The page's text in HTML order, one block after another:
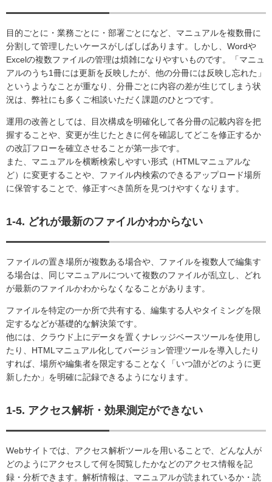
目的ごとに・業務ごとに・部署ごとになど、マニュアルを複数冊に
分割して管理したいケースがしばしばあります。しかし、Wordや
Excelの複数ファイルの管理は煩雑になりやすいものです。「マニュ
アルのうち1冊には更新を反映したが、他の分冊には反映し忘れた」
というようなことが重なり、分冊ごとに内容の差が生じてしまう状
況は、弊社にも多くご相談いただく課題のひとつです。
運用の改善としては、目次構成を明確化して各分冊の記載内容を把
握することや、変更が生じたときに何を確認してどこを修正するか
の改訂フローを確立させることが第一歩です。
また、マニュアルを横断検索しやすい形式（HTMLマニュアルな
ど）に変更することや、ファイル内検索のできるアップロード場所
に保管することで、修正すべき箇所を見つけやすくなります。
1-4. どれが最新のファイルかわからない
ファイルの置き場所が複数ある場合や、ファイルを複数人で編集す
る場合は、同じマニュアルについて複数のファイルが乱立し、どれ
が最新のファイルかわからなくなることがあります。
ファイルを特定の一か所で共有する、編集する人やタイミングを限
定するなどが基礎的な解決策です。
他には、クラウド上にデータを置くナレッジベースツールを使用し
たり、HTMLマニュアル化してバージョン管理ツールを導入したり
すれば、場所や編集者を限定することなく「いつ誰がどのように更
新したか」を明確に記録できるようになります。
1-5. アクセス解析・効果測定ができない
Webサイトでは、アクセス解析ツールを用いることで、どんな人が
どのようにアクセスして何を閲覧したかなどのアクセス情報を記
録・分析できます。解析情報は、マニュアルが読まれているか・読